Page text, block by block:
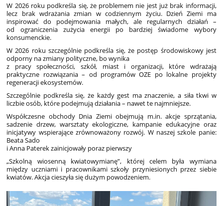
W 2026 roku podkreśla się, że problemem nie jest już brak informacji,
lecz brak wdrażania zmian w codziennym życiu. Dzień Ziemi ma
inspirować do podejmowania małych, ale regularnych działań –
od ograniczenia zużycia energii po bardziej świadome wybory
konsumenckie.
W 2026 roku szczególnie podkreśla się, że postęp środowiskowy jest
odporny na zmiany polityczne, bo wynika
z pracy społeczności, szkół, miast i organizacji, które wdrażają
praktyczne rozwiązania – od programów OZE po lokalne projekty
regeneracji ekosystemów.
Szczególnie podkreśla się, że każdy gest ma znaczenie, a siła tkwi w
liczbie osób, które podejmują działania – nawet te najmniejsze.
Współczesne obchody Dnia Ziemi obejmują m.in. akcje sprzątania,
sadzenie drzew, warsztaty ekologiczne, kampanie edukacyjne oraz
inicjatywy wspierające zrównoważony rozwój. W naszej szkole panie:
Beata Sado
i Anna Paterek zainicjowały poraz pierwszy
„Szkolną wiosenną kwiatowymianę”, której celem była wymiana
między uczniami i pracownikami szkoły przyniesionych przez siebie
kwiatów. Akcja cieszyła się dużym powodzeniem.